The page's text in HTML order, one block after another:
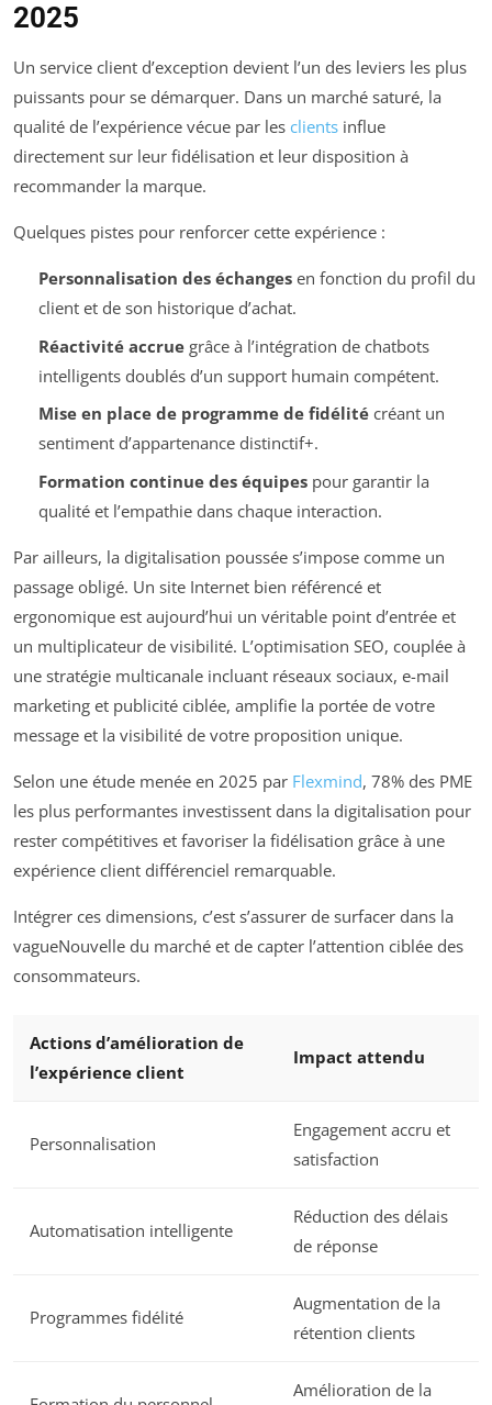
2025
Un service client d’exception devient l’un des leviers les plus
puissants pour se démarquer. Dans un marché saturé, la
qualité de l’expérience vécue par les clients influe
directement sur leur fidélisation et leur disposition à
recommander la marque.
Quelques pistes pour renforcer cette expérience :
Personnalisation des échangesen fonction du profil du
client et de son historique d’achat.
Réactivité accruegrâce à l’intégration de chatbots
intelligents doublés d’un support humain compétent.
Mise en place de programme de fidélitécréant un
sentiment d’appartenance distinctif+.
Formation continue des équipespour garantir la
qualité et l’empathie dans chaque interaction.
Par ailleurs, la digitalisation poussée s’impose comme un
passage obligé. Un site Internet bien référencé et
ergonomique est aujourd’hui un véritable point d’entrée et
un multiplicateur de visibilité. L’optimisation SEO, couplée à
une stratégie multicanale incluant réseaux sociaux, e-mail
marketing et publicité ciblée, amplifie la portée de votre
message et la visibilité de votre proposition unique.
Selon une étude menée en 2025 par Flexmind, 78% des PME
les plus performantes investissent dans la digitalisation pour
rester compétitives et favoriser la fidélisation grâce à une
expérience client différenciel remarquable.
Intégrer ces dimensions, c’est s’assurer de surfacer dans la
vagueNouvelle du marché et de capter l’attention ciblée des
consommateurs.
Actions d’amélioration de
l’expérience client
Impact attendu
Personnalisation
Engagement accru et
satisfaction
Automatisation intelligente
Réduction des délais
de réponse
Programmes fidélité
Augmentation de la
rétention clients
Amélioration de la